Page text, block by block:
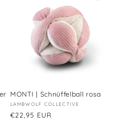
MONTI | Schnüffelball rosa
Anbieter:
LAMBWOLF COLLECTIVE
Normaler
€22,95 EUR